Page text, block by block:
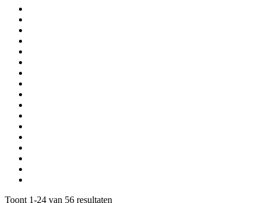
Toont 1-24 van 56 resultaten